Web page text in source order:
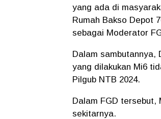
yang ada di
Rumah Bakso Depot
sebagai Moderator
Dalam sambutannya,
yang dilakukan Mi6
Pilgub NTB 2024.
Dalam FGD tersebut,
sekitarnya.